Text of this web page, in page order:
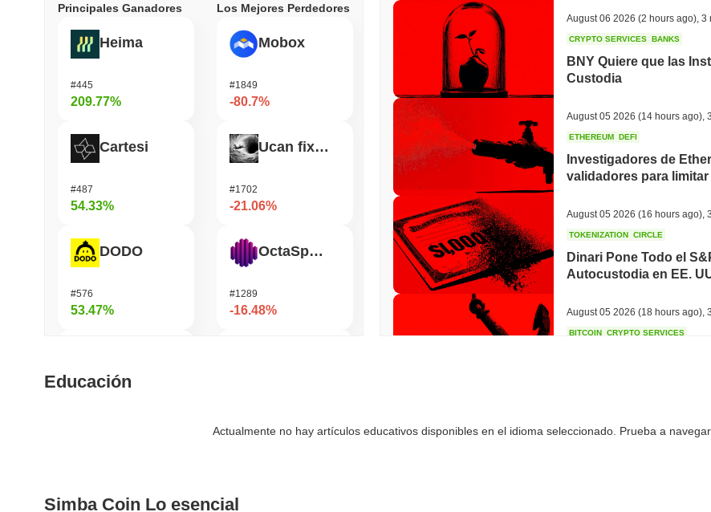
Principales Ganadores
Heima
#445
209.77%
Cartesi
#487
54.33%
DODO
#576
53.47%
#263
Los Mejores Perdedores
Mobox
#1849
-80.7%
Ucan fix life in1day
#1702
-21.06%
OctaSpace
#1289
-16.48%
#460
August 06 2026 (2 hours ago) 3
CRYPTO SERVICES BANKS
BNY Quiere que las
Custodia
August 05 2026 (14 hours ago)
ETHEREUM DEFI
Investigadores de
validadores para
August 05 2026 (16 hours ago)
TOKENIZATION CIRCLE
Dinari Pone Todo el
Autocustodia en EE.
August 05 2026 (18 hours ago)
BITCOIN CRYPTO SERVICES
ETFS BANKS
Educación
Actualmente no hay artículos educativos disponibles en el idioma seleccionado. Prueba a
Simba Coin Lo esencial